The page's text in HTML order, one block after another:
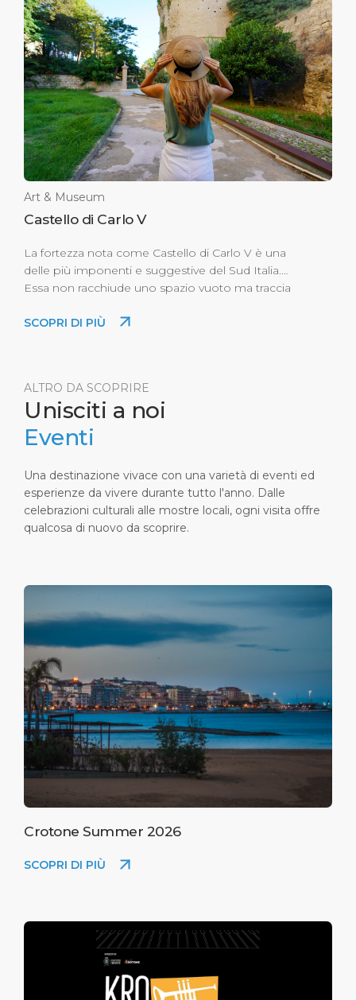
Art & Museum
Castello di Carlo V
La fortezza nota come Castello di Carlo V è una
delle più imponenti e suggestive del Sud Italia.
Essa non racchiude uno spazio vuoto ma traccia
superiori di un colle, fortificandole e rafforzando gli
romana e più tardi delle fortificazioni medievali.
SCOPRI DI PIÙ
ALTRO DA SCOPRIRE
Unisciti a noi
Eventi
Una destinazione vivace con una varietà di eventi ed
esperienze da vivere durante tutto l'anno. Dalle
celebrazioni culturali alle mostre locali, ogni visita offre
qualcosa di nuovo da scoprire.
Crotone Summer 2026
SCOPRI DI PIÙ